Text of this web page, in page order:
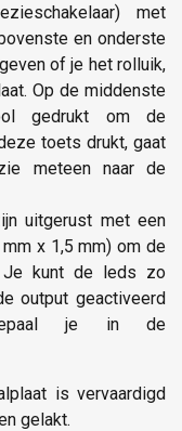
met
en onderste
of je het rolluik,
Op de middenste
gedrukt om de
toets drukt, gaat
meteen naar de
uitgerust met een
x 1,5 mm) om de
Je kunt de leds zo
output geactiveerd
je in de
is vervaardigd
gelakt.